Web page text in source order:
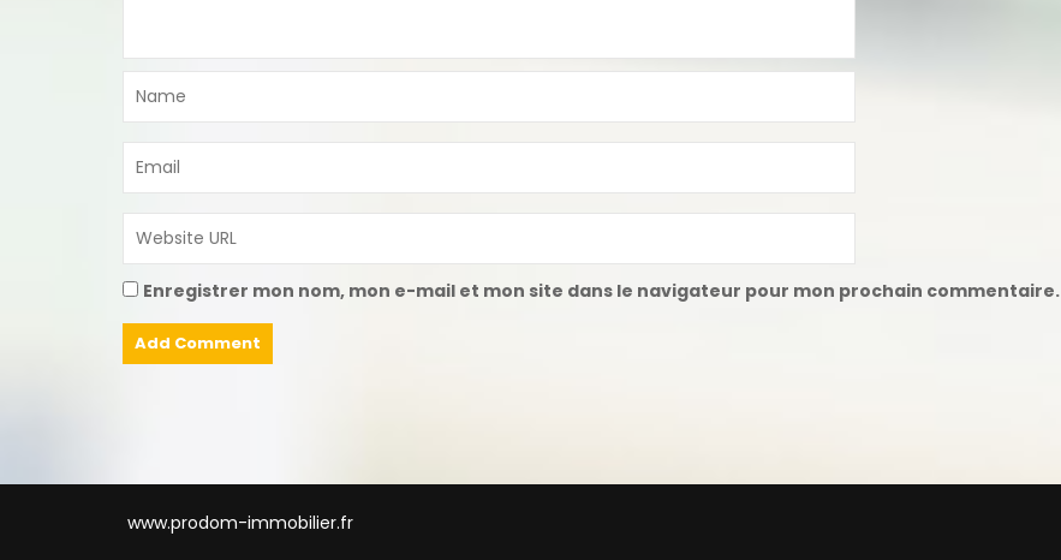
Enregistrer mon nom, mon e-mail et mon site dans le navigateur pour mon prochain commentaire.
www.prodom-immobilier.fr